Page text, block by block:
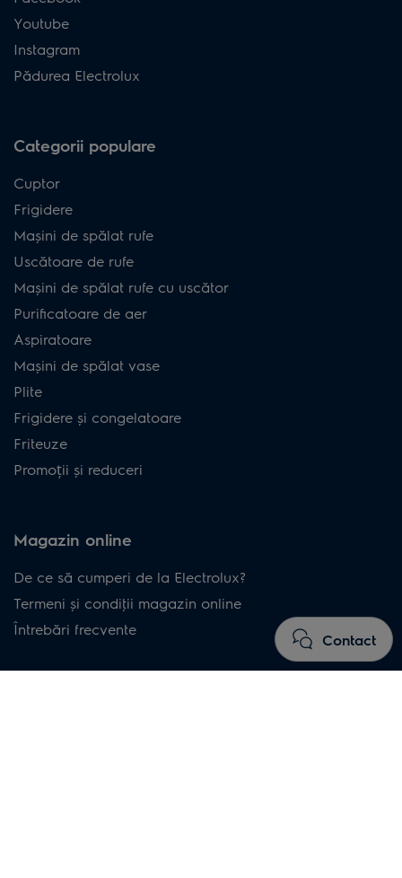
Contact
Youtube
Instagram
Pădurea Electrolux
Categorii populare
Cuptor
Frigidere
Mașini de spălat rufe
Uscătoare de rufe
Mașini de spălat rufe cu uscător
Purificatoare de aer
Aspiratoare
Mașini de spălat vase
Plite
Frigidere și congelatoare
Friteuze
Promoții și reduceri
Magazin online
De ce să cumperi de la Electrolux?
Termeni și condiţii magazin online
Întrebări frecvente